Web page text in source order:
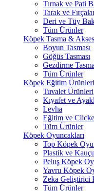
Tırnak ve Pati
Tarak ve
Deri ve Tüy
Tüm Ürünler
Köpek Tasma &
Boyun Tasması
Göğüs Tasması
Gezdirme
Tüm Ürünler
Köpek Eğitim Ürünleri
Tuvalet Ürünleri
Kıyafet ve
Levha
Eğitim ve
Tüm Ürünler
Köpek Oyuncakları
Top Köpek
Plastik ve
Peluş Köpek
Yavru Köpek
Zeka Geliştirici
Tüm Ürünler